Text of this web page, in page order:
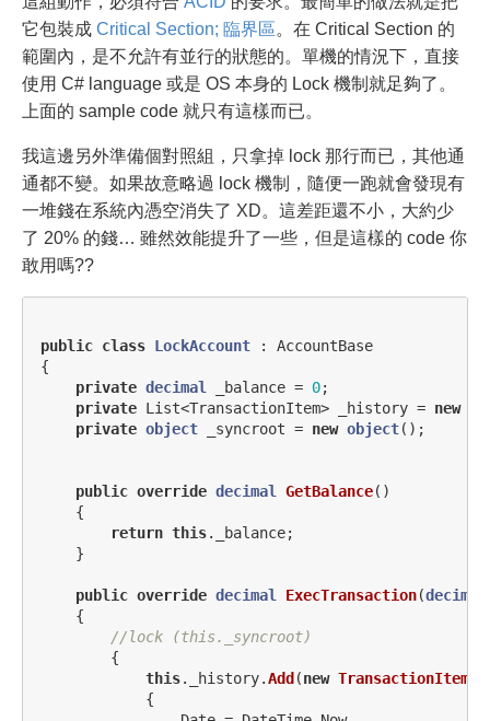
它包裝成 Critical Section; 臨界區。在 Critical Section 的
範圍內，是不允許有並行的狀態的。單機的情況下，直接
使用 C# language 或是 OS 本身的 Lock 機制就足夠了。
上面的 sample code 就只有這樣而已。
我這邊另外準備個對照組，只拿掉 lock 那行而已，其他通
通都不變。如果故意略過 lock 機制，隨便一跑就會發現有
一堆錢在系統內憑空消失了 XD。這差距還不小，大約少
了 20% 的錢… 雖然效能提升了一些，但是這樣的 code 你
敢用嗎??
public class LockAccount :
AccountBase
{
private decimal _balance = 0;
private List<TransactionItem> _history = new
private object _syncroot = new object();
public override decimal GetBalance()
{
return this. _balance;
}
public override decimal ExecTransaction(decimal
{
//lock (this._syncroot)
{
this. _history.Add (new TransactionItem
{